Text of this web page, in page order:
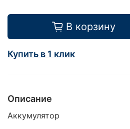
В корзину
Купить в 1 клик
Описание
Аккумулятор